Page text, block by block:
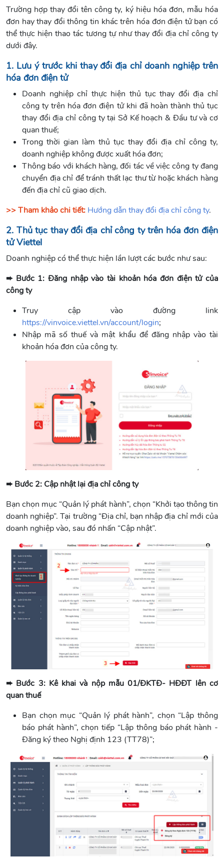
Trường hợp thay đổi tên công ty, ký hiệu hóa đơn, mẫu hóa
đơn hay thay đổi thông tin khác trên hóa đơn điện tử bạn có
thể thực hiện thao tác tương tự như thay đổi địa chỉ công ty
dưới đây.
1. Lưu ý trước khi thay đổi địa chỉ doanh nghiệp trên
hóa đơn điện tử
Doanh nghiệp chỉ thực hiện thủ tục thay đổi địa chỉ
công ty trên hóa đơn điện tử khi đã hoàn thành thủ tục
thay đổi địa chỉ công ty tại Sở Kế hoạch & Đầu tư và cơ
quan thuế;
Trong thời gian làm thủ tục thay đổi địa chỉ công ty,
doanh nghiệp không được xuất hóa đơn;
Thông báo với khách hàng, đối tác về việc công ty đang
chuyển địa chỉ để tránh thất lạc thư từ hoặc khách hàng
đến địa chỉ cũ giao dịch.
>> Tham khảo chi tiết: Hướng dẫn thay đổi địa chỉ công ty.
2. Thủ tục thay đổi địa chỉ công ty trên hóa đơn điện
tử Viettel
Doanh nghiệp có thể thực hiện lần lượt các bước như sau:
➨ Bước 1: Đăng nhập vào tài khoản hóa đơn điện tử của
công ty
Truy cập vào đường link
https://vinvoice.viettel.vn/account/login;
Nhập mã số thuế và mật khẩu để đăng nhập vào tài
khoản hóa đơn của công ty.
➨ Bước 2: Cập nhật lại địa chỉ công ty
Bạn chọn mục “Quản lý phát hành”, chọn “Khởi tạo thông tin
doanh nghiệp”. Tại trường “Địa chỉ, bạn nhập địa chỉ mới của
doanh nghiệp vào, sau đó nhấn “Cập nhật”.
➨ Bước 3: Kê khai và nộp mẫu 01/ĐKTĐ- HĐĐT lên cơ
quan thuế
Bạn chọn mục “Quản lý phát hành”, chọn “Lập thông
báo phát hành”, chọn tiếp “Lập thông báo phát hành -
Đăng ký theo Nghị định 123 (TT78)”;